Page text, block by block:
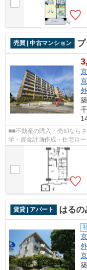
売買 | 中古マンション
■■不動産の購入・売却なら
学・資金計画作成・住宅ロ
させていただきます。043-
賃貸 | アパート はるの